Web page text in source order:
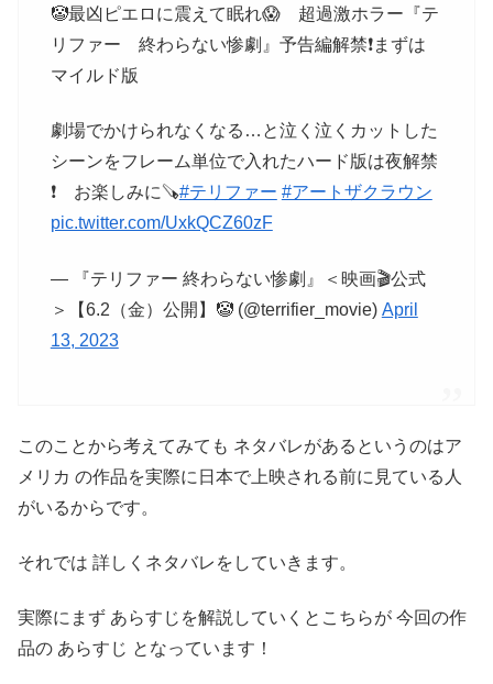
🤡最凶ピエロに震えて眠れ😱 超過激ホラー『テ
リファー 終わらない惨劇』予告編解禁❗まずは
マイルド版
劇場でかけられなくなる…と泣く泣くカットした
シーンをフレーム単位で入れたハード版は夜解禁
❗ お楽しみに🪚#テリファー #アートザクラウン
pic.twitter.com/UxkQCZ60zF
— 『テリファー 終わらない惨劇』＜映画🎬公式
＞【6.2（金）公開】🤡 (@terrifier_movie) April
13, 2023
このことから考えてみても ネタバレがあるというのはア
メリカ の作品を実際に日本で上映される前に見ている人
がいるからです。
それでは 詳しくネタバレをしていきます。
実際にまず あらすじを解説していくとこちらが 今回の作
品の あらすじ となっています！